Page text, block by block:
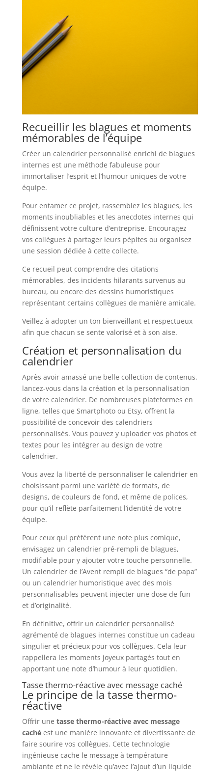
Recueillir les blagues et moments
mémorables de l’équipe
Créer un calendrier personnalisé enrichi de blagues
internes est une méthode fabuleuse pour
immortaliser l’esprit et l’humour uniques de votre
équipe.
Pour entamer ce projet, rassemblez les blagues, les
moments inoubliables et les anecdotes internes qui
définissent votre culture d’entreprise. Encouragez
vos collègues à partager leurs pépites ou organisez
une session dédiée à cette collecte.
Ce recueil peut comprendre des citations
mémorables, des incidents hilarants survenus au
bureau, ou encore des dessins humoristiques
représentant certains collègues de manière amicale.
Veillez à adopter un ton bienveillant et respectueux
afin que chacun se sente valorisé et à son aise.
Création et personnalisation du
calendrier
Après avoir amassé une belle collection de contenus,
lancez-vous dans la création et la personnalisation
de votre calendrier. De nombreuses plateformes en
ligne, telles que Smartphoto ou Etsy, offrent la
possibilité de concevoir des calendriers
personnalisés. Vous pouvez y uploader vos photos et
textes pour les intégrer au design de votre
calendrier.
Vous avez la liberté de personnaliser le calendrier en
choisissant parmi une variété de formats, de
designs, de couleurs de fond, et même de polices,
pour qu’il reflète parfaitement l’identité de votre
équipe.
Pour ceux qui préfèrent une note plus comique,
envisagez un calendrier pré-rempli de blagues,
modifiable pour y ajouter votre touche personnelle.
Un calendrier de l’Avent rempli de blagues “de papa”
ou un calendrier humoristique avec des mois
personnalisables peuvent injecter une dose de fun
et d’originalité.
En définitive, offrir un calendrier personnalisé
agrémenté de blagues internes constitue un cadeau
singulier et précieux pour vos collègues. Cela leur
rappellera les moments joyeux partagés tout en
apportant une note d’humour à leur quotidien.
Tasse thermo-réactive avec message caché
Le principe de la tasse thermo-
réactive
Offrir une tasse thermo-réactive avec message
cachéest une manière innovante et divertissante de
faire sourire vos collègues. Cette technologie
ingénieuse cache le message à température
ambiante et ne le révèle qu’avec l’ajout d’un liquide